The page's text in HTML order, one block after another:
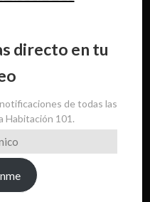
directo en tu
de todas las
Habitación 101.